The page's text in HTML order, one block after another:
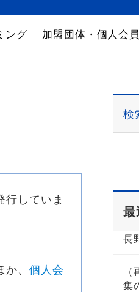
ング 加盟団体・個人会員
行していま
、 個人会
検
最
長
集